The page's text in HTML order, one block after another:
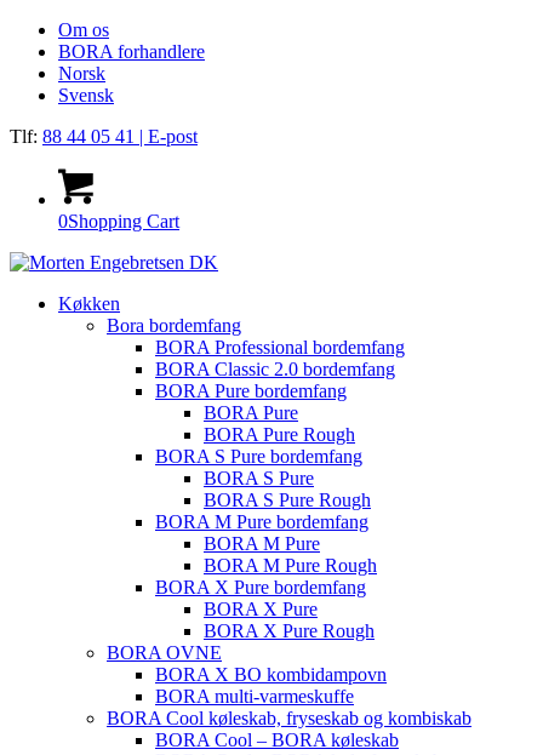
Om os
BORA forhandlere
Norsk
Svensk
Tlf: 88 44 05 41 | E-post
0Shopping Cart
Køkken
Bora bordemfang
BORA Professional bordemfang
BORA Classic 2.0 bordemfang
BORA Pure bordemfang
BORA Pure
BORA Pure Rough
BORA S Pure bordemfang
BORA S Pure
BORA S Pure Rough
BORA M Pure bordemfang
BORA M Pure
BORA M Pure Rough
BORA X Pure bordemfang
BORA X Pure
BORA X Pure Rough
BORA OVNE
BORA X BO kombidampovn
BORA multi-varmeskuffe
BORA Cool køleskab, fryseskab og kombiskab
BORA Cool – BORA køleskab